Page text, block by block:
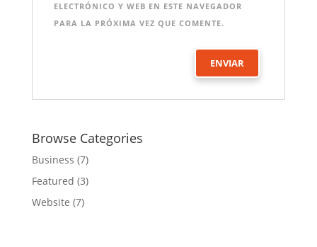
ELECTRÓNICO Y WEB EN ESTE NAVEGADOR
PARA LA PRÓXIMA VEZ QUE COMENTE.
Browse Categories
Business (7)
Featured (3)
Website (7)